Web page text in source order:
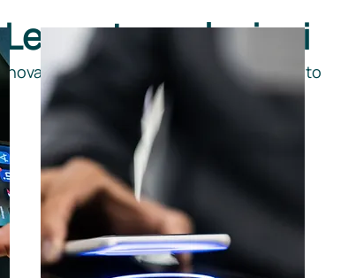
Le nostre soluzioni
Innovazione per ogni aspetto del tuo evento